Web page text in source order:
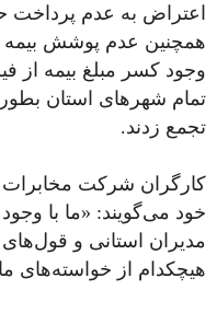
اعتراض به عدم پرداخت
همچنین عدم پوشش بیمه
تمام شهرهای استان
تجمع زدند.
کارگران شرکت مخابرات
خود می‌گویند: «ما با
مدیران استانی و
هیچکدام از خواسته‌های